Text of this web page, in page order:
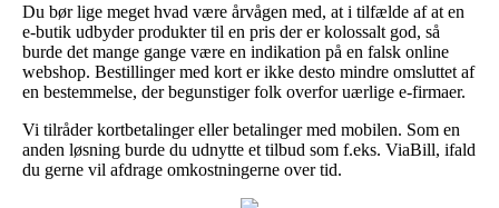
Du bør lige meget hvad være årvågen med, at i tilfælde af at en
e-butik udbyder produkter til en pris der er kolossalt god, så
burde det mange gange være en indikation på en falsk online
webshop. Bestillinger med kort er ikke desto mindre omsluttet af
en bestemmelse, der begunstiger folk overfor uærlige e-firmaer.
Vi tilråder kortbetalinger eller betalinger med mobilen. Som en
anden løsning burde du udnytte et tilbud som f.eks. ViaBill, ifald
du gerne vil afdrage omkostningerne over tid.